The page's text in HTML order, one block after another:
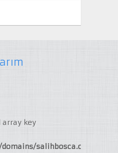
array key
domains/salihbosca.com/